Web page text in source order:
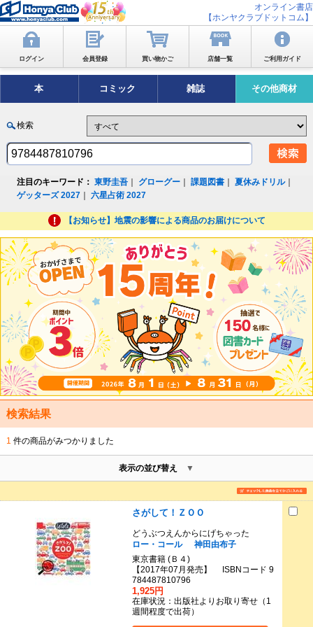
オンライン書店
【ホンヤクラブドットコム】
ログイン 会員登録 買い物かご 店舗一覧 ご利用ガイド
本 コミック 雑誌 その他商材
検索
注目のキーワード： 東野圭吾 グローグー ｜課題図書 ｜夏休みドリル｜
ゲッターズ 2027 ｜六星占術 2027
【お知らせ】地震の影響による商品のお届けについて
検索結果
1 件の商品がみつかりました
表示の並び替え
さがして！ＺＯＯ
どうぶつえんからにげちゃった
ロー・コール
神田由布子
東京書籍 (Ｂ４)
【2017年07月発売】 ISBNコード 9
784487810796
1,925円
在庫状況：出版社よりお取り寄せ（1
週間程度で出荷）